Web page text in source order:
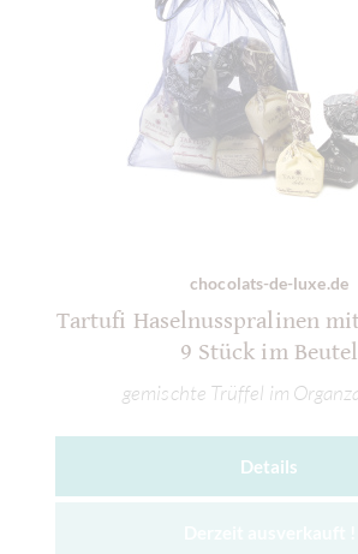
chocolats-de-luxe.de
Tartufi Haselnusspralinen
9 Stück im Beutel
gemischte Trüffel im
Details